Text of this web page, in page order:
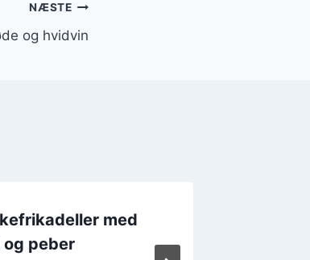
NÆSTE
og hvidvin
med
og peber